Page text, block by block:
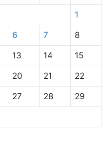
1
6 7 8
13 14 15
20 21 22
27 28 29